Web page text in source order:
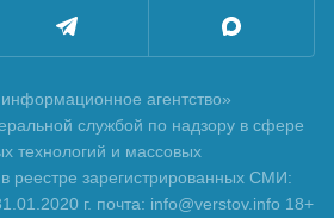
агентство»
службой по надзору в сфере
технологий и массовых
реестре зарегистрированных СМИ:
г. почта: info@verstov.info 18+